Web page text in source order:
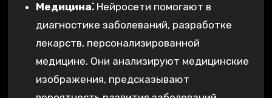
Медицина⁚Нейросети помогают в
диагностике заболеваний, разработке
лекарств, персонализированной
медицине. Они анализируют медицинские
изображения, предсказывают